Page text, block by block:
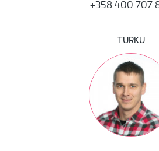
+358 400 707
TURKU